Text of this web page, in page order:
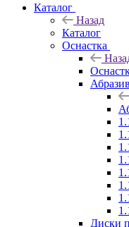
Каталог
Назад
Каталог
Оснастка
Абразив
Диски